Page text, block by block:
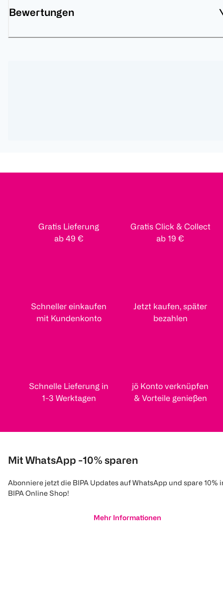
Bewertungen
Gratis Lieferung
ab 49 €
Gratis Click & Collect
ab 19 €
Schneller einkaufen
mit Kundenkonto
Jetzt kaufen, später
bezahlen
Schnelle Lieferung in
1-3 Werktagen
jö Konto verknüpfen
& Vorteile genießen
Mit WhatsApp -10% sparen
Abonniere jetzt die BIPA Updates auf WhatsApp und spare 10%
BIPA Online Shop!
Mehr Informationen